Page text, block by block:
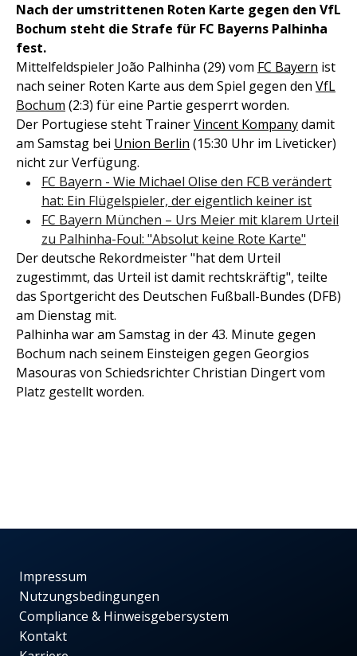
Nach der umstrittenen Roten Karte gegen den VfL
Bochum steht die Strafe für FC Bayerns Palhinha
fest.
Mittelfeldspieler João Palhinha (29) vom FC Bayern ist
nach seiner Roten Karte aus dem Spiel gegen den VfL
Bochum (2:3) für eine Partie gesperrt worden.
Der Portugiese steht TrainerVincent Kompanydamit
am Samstag bei Union Berlin (15:30 Uhr im Liveticker)
nicht zur Verfügung.
FC Bayern - Wie Michael Olise den FCB verändert
hat: Ein Flügelspieler, der eigentlich keiner ist
FC Bayern München – Urs Meier mit klarem Urteil
zu Palhinha-Foul: "Absolut keine Rote Karte"
Der deutsche Rekordmeister "hat dem Urteil
zugestimmt, das Urteil ist damit rechtskräftig", teilte
das Sportgericht des Deutschen Fußball-Bundes (DFB)
am Dienstag mit.
Palhinha war am Samstag in der 43. Minute gegen
Bochum nach seinem Einsteigen gegen Georgios
Masouras von Schiedsrichter Christian Dingert vom
Platz gestellt worden.
Impressum
Nutzungsbedingungen
Compliance & Hinweisgebersystem
Kontakt